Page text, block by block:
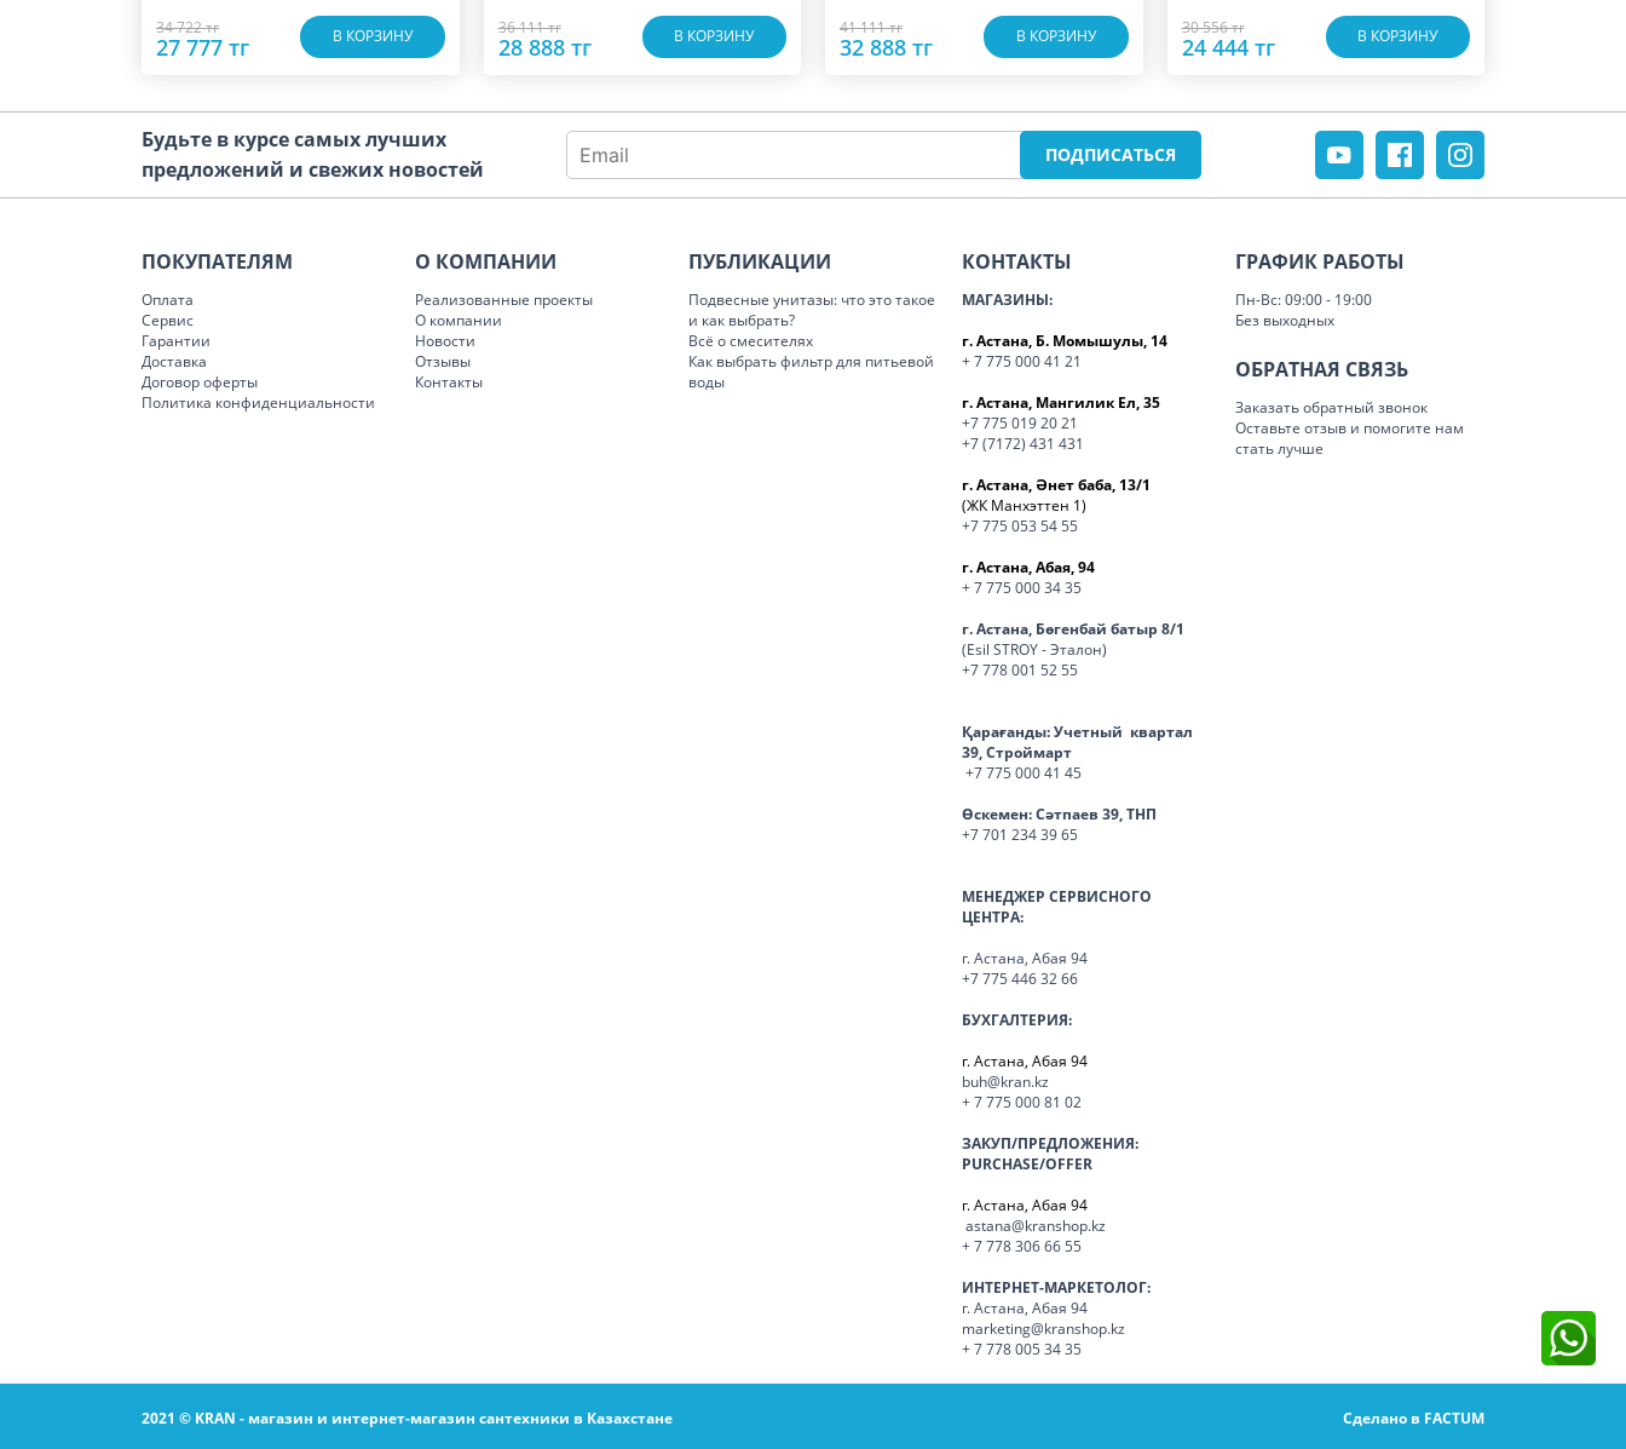
34 722 тг
27 777 тг В КОРЗИНУ 36 111 тг
28 888 тг В КОРЗИНУ 41 111 тг
32 888 тг В КОРЗИНУ 30 556 тг
24 444 тг В КОРЗИНУ
Будьте в курсе самых лучших
предложений и свежих новостей
ПОКУПАТЕЛЯМ
Оплата
Сервис
Гарантии
Доставка
Договор оферты
Политика конфиденциальности
О КОМПАНИИ
Реализованные проекты
О компании
Новости
Отзывы
Контакты
ПУБЛИКАЦИИ
Подвесные унитазы: что это такое
и как выбрать?
Всё о смесителях
Как выбрать фильтр для питьевой
воды
КОНТАКТЫ
МАГАЗИНЫ:
г. Астана, Б. Момышулы, 14
+ 7 775 000 41 21
г. Астана, Мангилик Ел, 35
+7 775 019 20 21
+7 (7172) 431 431
г. Астана, Әнет баба, 13/1
(ЖК Манхэттен 1)
+7 775 053 54 55
г. Астана, Абая, 94
+ 7 775 000 34 35
г. Астана, Бөгенбай батыр 8/1
(Esil STROY - Эталон)
+7 778 001 52 55
Қарағанды:Учетный квартал
39, Строймарт
+7 775 000 41 45
Өскемен:Сәтпаев 39, ТНП
+7 701 234 39 65
МЕНЕДЖЕР СЕРВИСНОГО
ЦЕНТРА:
г. Астана, Абая 94
+7 775 446 32 66
БУХГАЛТЕРИЯ:
г. Астана, Абая 94
buh@kran.kz
+ 7 775 000 81 02
ЗАКУП/ПРЕДЛОЖЕНИЯ:
PURCHASE/OFFER
г. Астана, Абая 94
astana@kranshop.kz
+ 7 778 306 66 55
ИНТЕРНЕТ-МАРКЕТОЛОГ:
г. Астана, Абая 94
marketing@kranshop.kz
+ 7 778 005 34 35
ГРАФИК РАБОТЫ
Пн-Вс: 09:00 - 19:00
Без выходных
ОБРАТНАЯ СВЯЗЬ
Заказать обратный звонок
Оставьте отзыв и помогите нам
стать лучше
2021 © KRAN - магазин и интернет-магазин сантехники в Казахстане Сделано в FACTUM